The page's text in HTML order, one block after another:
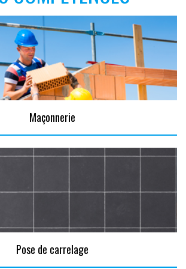
Maçonnerie
Pose de carrelage